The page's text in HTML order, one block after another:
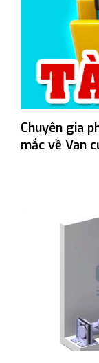
Chuyên gia
mắc về Van